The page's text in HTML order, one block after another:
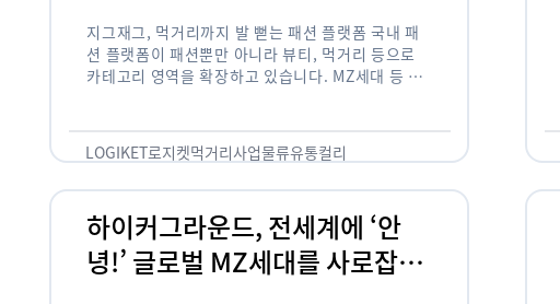
지그재그, 먹거리까지 발 뻗는 패션 플랫폼 국내 패
션 플랫폼이 패션뿐만 아니라 뷰티, 먹거리 등으로
카테고리 영역을 확장하고 있습니다. MZ세대 등 주
LOGIKET로지켓먹거리사업물류유통컬리
하이커그라운드, 전세계에 ‘안
녕!’ 글로벌 MZ세대를 사로잡는